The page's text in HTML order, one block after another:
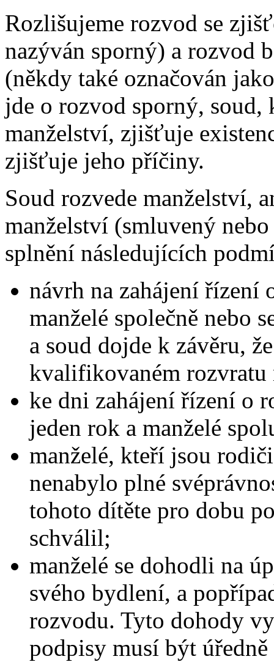
Rozlišujeme rozvod se
nazýván sporný) a rozvod
(někdy také označován
jde o rozvod sporný,
manželství, zjišťuje
zjišťuje jeho příčiny.
Soud rozvede manželství,
manželství (smluvený
splnění následujících
návrh na zahájení řízení
manželé společně nebo
a soud dojde k závěru,
kvalifikovaném
ke dni zahájení řízení o
jeden rok a manželé
manželé, kteří jsou
nenabylo plné
tohoto dítěte pro dobu
schválil;
manželé se dohodli na
svého bydlení, a
rozvodu. Tyto dohody
podpisy musí být úředně